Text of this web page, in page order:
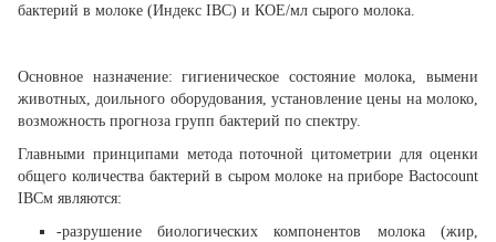
бактерий в молоке (Индекс IBC) и КОЕ/мл сырого молока.
Основное назначение: гигиеническое состояние молока, вымени
животных, доильного оборудования, установление цены на молоко,
возможность прогноза групп бактерий по спектру.
Главными принципами метода поточной цитометрии для оценки
общего количества бактерий в сыром молоке на приборе Bactocount
IBCм являются:
-разрушение биологических компонентов молока (жир,